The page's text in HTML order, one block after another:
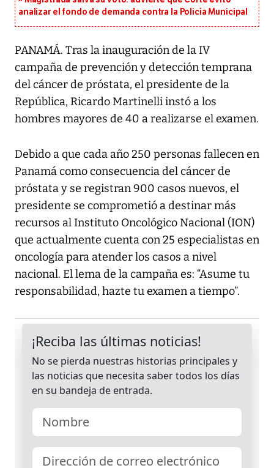
analizar el fondo de demanda contra la Policía Municipal
PANAMÁ. Tras la inauguración de la IV
campaña de prevención y detección temprana
del cáncer de próstata, el presidente de la
República, Ricardo Martinelli instó a los
hombres mayores de 40 a realizarse el examen.
Debido a que cada año 250 personas fallecen en
Panamá como consecuencia del cáncer de
próstata y se registran 900 casos nuevos, el
presidente se comprometió a destinar más
recursos al Instituto Oncológico Nacional (ION)
que actualmente cuenta con 25 especialistas en
oncología para atender los casos a nivel
nacional. El lema de la campaña es: “Asume tu
responsabilidad, hazte tu examen a tiempo”.